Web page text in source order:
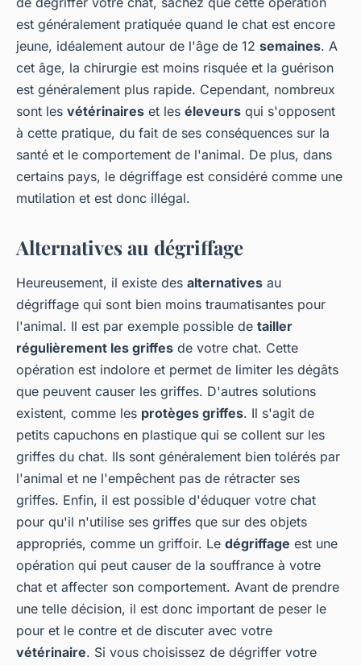
est généralement pratiquée quand le chat est encore
jeune, idéalement autour de l'âge de 12 semaines. A
cet âge, la chirurgie est moins risquée et la guérison
est généralement plus rapide. Cependant, nombreux
sont les vétérinaires et les éleveurs qui s'opposent
à cette pratique, du fait de ses conséquences sur la
santé et le comportement de l'animal. De plus, dans
certains pays, le dégriffage est considéré comme une
mutilation et est donc illégal.
Alternatives au dégriffage
Heureusement, il existe des alternatives au
dégriffage qui sont bien moins traumatisantes pour
l'animal. Il est par exemple possible de tailler
régulièrement les griffes de votre chat. Cette
opération est indolore et permet de limiter les dégâts
que peuvent causer les griffes. D'autres solutions
existent, comme les protèges griffes. Il s'agit de
petits capuchons en plastique qui se collent sur les
griffes du chat. Ils sont généralement bien tolérés par
l'animal et ne l'empêchent pas de rétracter ses
griffes. Enfin, il est possible d'éduquer votre chat
pour qu'il n'utilise ses griffes que sur des objets
appropriés, comme un griffoir. Le dégriffage est une
opération qui peut causer de la souffrance à votre
chat et affecter son comportement. Avant de prendre
une telle décision, il est donc important de peser le
pour et le contre et de discuter avec votre
vétérinaire. Si vous choisissez de dégriffer votre